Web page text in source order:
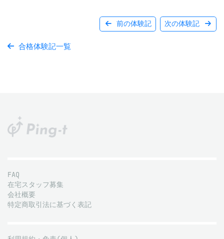
前の体験記 次の体験記
合格体験記一覧
FAQ
在宅スタッフ募集
会社概要
特定商取引法に基づく表記